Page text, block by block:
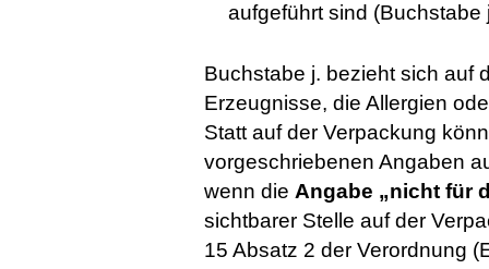
aufgeführt sind (Buchstabe
Buchstabe j. bezieht sich auf
Erzeugnisse, die Allergien
Statt auf der Verpackung
vorgeschriebenen Angaben
wenn die Angabe „nicht für
sichtbarer Stelle auf der
15 Absatz 2 der Verordnung